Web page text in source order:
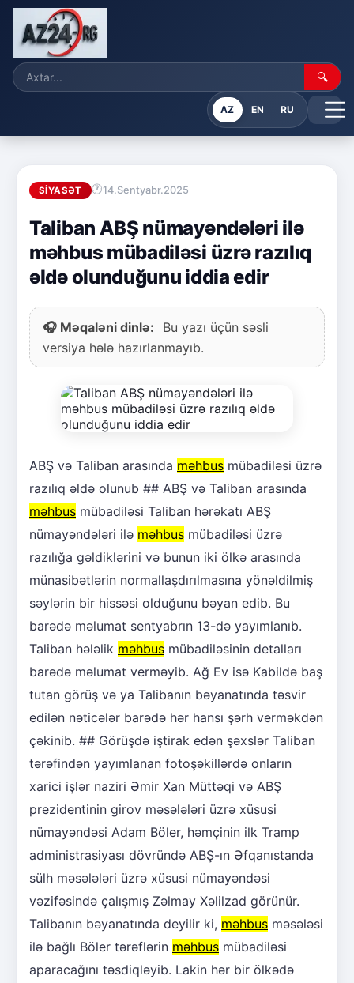
🔍
AZ EN RU
SIYASƏT 14.Sentyabr.2025
Taliban ABŞ nümayəndələri ilə
məhbus mübadiləsi üzrə razılıq
əldə olunduğunu iddia edir
🎧 Məqaləni dinlə:
Bu yazı üçün səsli
versiya hələ hazırlanmayıb.
ABŞ və Taliban arasında məhbus mübadiləsi üzrə
razılıq əldə olunub ## ABŞ və Taliban arasında
məhbus mübadiləsi Taliban hərəkatı ABŞ
nümayəndələri ilə məhbus mübadiləsi üzrə
razılığa gəldiklərini və bunun iki ölkə arasında
münasibətlərin normallaşdırılmasına yönəldilmiş
səylərin bir hissəsi olduğunu bəyan edib. Bu
barədə məlumat sentyabrın 13-də yayımlanıb.
Taliban hələlik məhbus mübadiləsinin detalları
barədə məlumat verməyib. Ağ Ev isə Kabildə baş
tutan görüş və ya Talibanın bəyanatında təsvir
edilən nəticələr barədə hər hansı şərh verməkdən
çəkinib. ## Görüşdə iştirak edən şəxslər Taliban
tərəfindən yayımlanan fotoşəkillərdə onların
xarici işlər naziri Əmir Xan Müttəqi və ABŞ
prezidentinin girov məsələləri üzrə xüsusi
nümayəndəsi Adam Böler, həmçinin ilk Tramp
administrasiyası dövründə ABŞ-ın Əfqanıstanda
sülh məsələləri üzrə xüsusi nümayəndəsi
vəzifəsində çalışmış Zəlmay Xəlilzad görünür.
Talibanın bəyanatında deyilir ki, məhbus məsələsi
ilə bağlı Böler tərəflərin məhbus mübadiləsi
aparacağını təsdiqləyib. Lakin hər bir ölkədə